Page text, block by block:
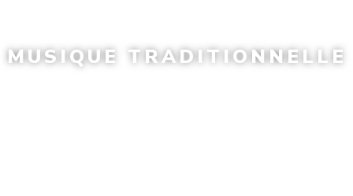
MUSIQUE TRADITIONNELLE